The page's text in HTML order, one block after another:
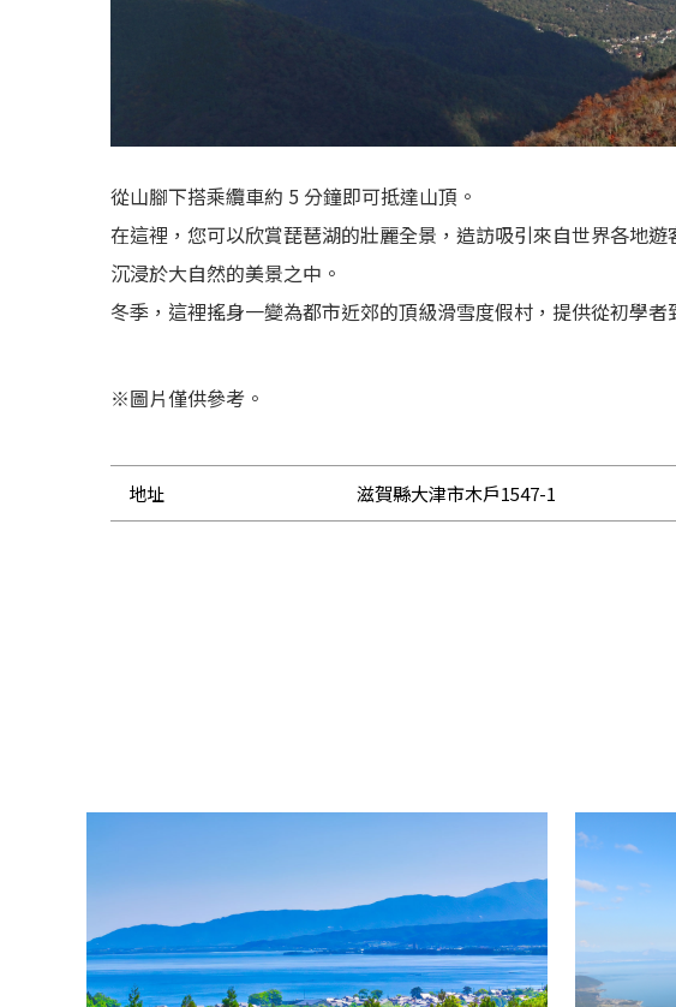
從山腳下搭乘纜車約 5 分鐘即可抵達山頂。
在這裡，您可以欣賞琵琶湖的壯麗全景，造訪吸引來自世界各地
沉浸於大自然的美景之中。
冬季，這裡搖身一變為都市近郊的頂級滑雪度假村，提供從初學
※圖片僅供參考。
地址 滋賀縣大津市木戶1547-1